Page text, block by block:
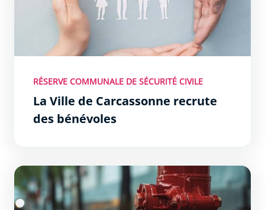
RÉSERVE COMMUNALE DE SÉCURITÉ CIVILE
La Ville de Carcassonne recrute
des bénévoles
Un système d’alerte pour vous informer de risques